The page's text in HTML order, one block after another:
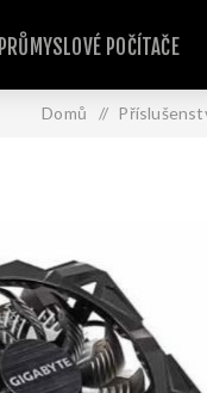
PRŮMYSLOVÉ POČÍTAČE
Domů /